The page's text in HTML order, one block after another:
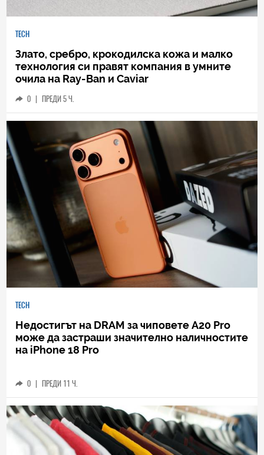
TECH
Злато, сребро, крокодилска кожа и малко
технология си правят компания в умните
очила на Ray-Ban и Caviar
0 | ПРЕДИ 5 Ч.
TECH
Недостигът на DRAM за чиповете A20 Pro
може да застраши значително наличностите
на iPhone 18 Pro
0 | ПРЕДИ 11 Ч.